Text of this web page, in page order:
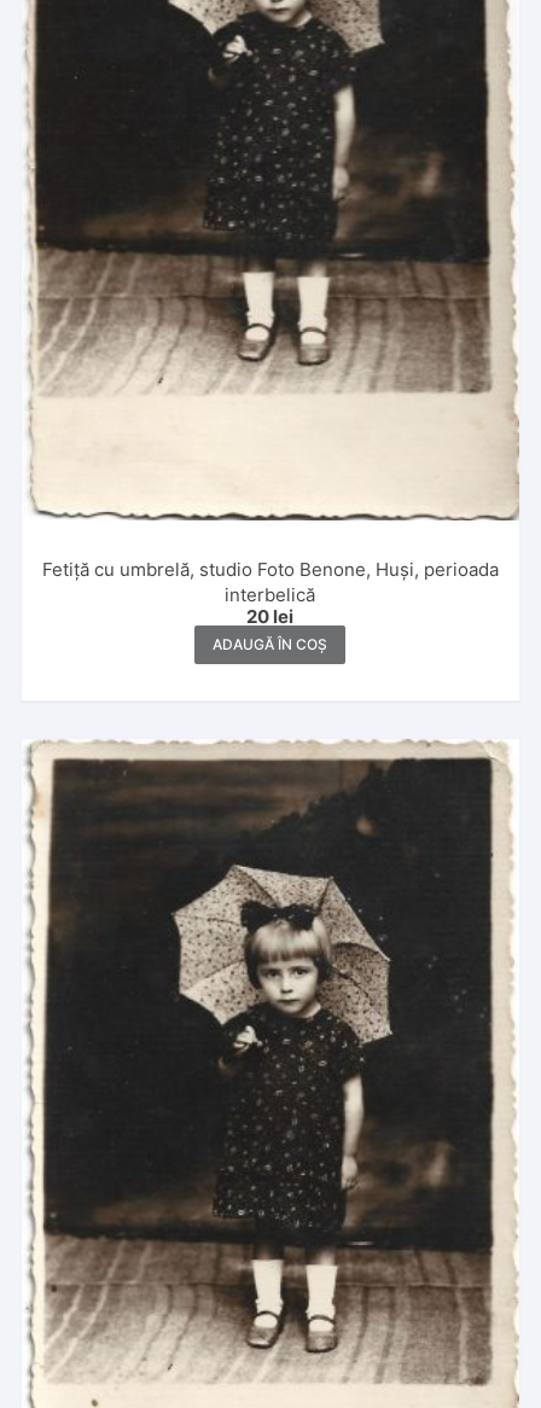
Fetiță cu umbrelă, studio Foto Benone, Huși, perioada
interbelică
20 lei
ADAUGĂ ÎN COȘ